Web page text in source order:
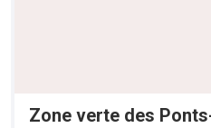
Zone verte des